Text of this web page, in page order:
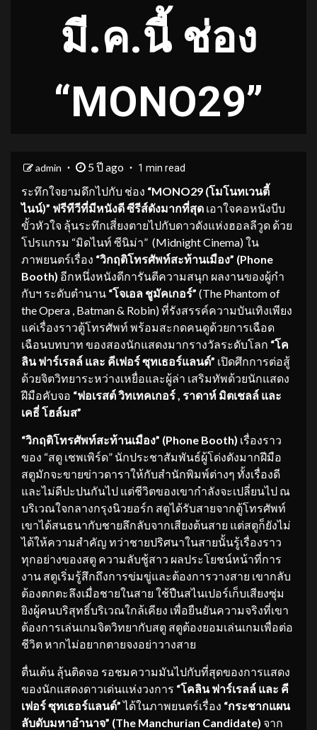
มี.ค.นี้ ช่อง
“MONO29”
admin 5 ปี ago 1 min read
ระทึกใจยามดึกไปกับ ช่อง “MONO29 (โมโนทเวนตี้
ไนน์)” ฟรีทีวีที่มีหนังดี ซีรีส์ดังมากที่สุด เอาใจคอหนังบีบ
ขั้วหัวใจ ลุ้นระทึกเสี่ยงตายไปกับดาวดังแห่งฮอลลีวูด ด้วย
โปรแกรม “มิดไนท์ ซีนิม่า” (Midnight Cinema)ใน
ภาพยนตร์เรื่อง “วิกฤติโทรศัพท์สะท้านเมือง” (Phone
Booth) อีกหนึ่งหนังดีการันตีความสนุก ผลงานของผู้กำ
กับฯ ระดับตำนาน “โจเอล ชูมัคเกอร์” (The Phantom of
the Opera , Batman & Robin) ที่รังสรรค์ความบันเทิงเพียง
แค่เรื่องราวตู้โทรศัพท์ พร้อมสะกดคนดูด้วยการเฉือด
เฉือนบทบาท ของสองนักแสดงมากรางวัลระดับโลก “โค
ลิน ฟาร์เรลล์ และ คีเฟอร์ ซุทเธอร์แลนด์” เปิดศึกการต่อสู้
ด้วยจิตวิทยาระหว่างเหยื่อและผู้ล่า เสริมทัพด้วยนักแสดง
ฝีมือคับจอ “ฟอเรสต์ วิทเทคเกอร์ , ราดาห์ มิตเชลล์ และ
เคธี่ โฮล์มส”
“วิกฤติโทรศัพท์สะท้านเมือง” (Phone Booth) เรื่องราว
ของ “สตู เชพเพิร์ด” นักประชาสัมพันธ์ผู้โด่งดังมากฝีมือ
สตูมักจะขายข่าวดาราให้กับสำนักพิมพ์ต่างๆ ทั้งเรื่องดี
และไม่ดีปะปนกันไป แต่ชีวิตของเขากำลังจะเปลี่ยนไป ณ
บริเวณใจกลางกรุงนิวยอร์ก สตูได้รับสายจากตู้โทรศัพท์
เขาได้สนธนากับชายลึกลับจากเสียงต้นสาย แต่สตูก็ยังไม่
ได้ให้ความสำคัญ ทว่าชายปริศนาในสายนั้นรู้เรื่องราว
ทุกอย่างของสตู ความลับชู้สาว ผลประโยชน์หน้าที่การ
งาน สตูเริ่มรู้สึกถึงการข่มขู่และต้องการวางสาย เขากลับ
ต้องตกตะลึงเมื่อชายในสาย ใช้ปืนสไนเปอร์เก็บเสียงซุ่ม
ยิงผู้คนบริสุทธิ์บริเวณใกล้เคียง เพื่อยืนยันความจริงที่เขา
ต้องการเล่นเกมจิตวิทยากับสตู สตูต้องยอมเล่นเกมเพื่อต่อ
ชีวิต หากไม่อยากตายจงอย่าวางสาย
ตื่นเต้น ลุ้นติดจอ รอชมความมันไปกับที่สุดของการแสดง
ของนักแสดงดาวเด่นแห่งวงการ “โคลิน ฟาร์เรลล์ และ คี
เฟอร์ ซุทเธอร์แลนด์”ได้ในภาพยนตร์เรื่อง “กระชากแผน
ลับดับมหาอำนาจ” (The Manchurian Candidate) จาก